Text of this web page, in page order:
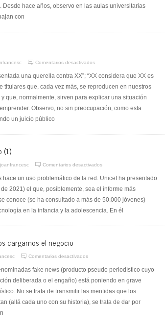
Desde hace años, observo en las aulas universitarias
con
Comentarios desactivados
una querella contra XX”; “XX considera que XX es
titulares que, cada vez más, se reproducen en nuestros
que, normalmente, sirven para explicar una situación
Observo, no sin preocupación, como esta
un juicio público
(1)
joanfrancesc Comentarios desactivados
hace un uso problemático de la red. Unicef ha presentado
2021) el que, posiblemente, sea el informe más
conoce (se ha consultado a más de 50.000 jóvenes)
en la infancia y la adolescencia. En él
cargamos el negocio
Comentarios desactivados
fake news (producto pseudo periodístico cuyo
deliberada o el engaño) está poniendo en grave
No se trata de transmitir las mentidas que los
(allá cada uno con su historia), se trata de dar por